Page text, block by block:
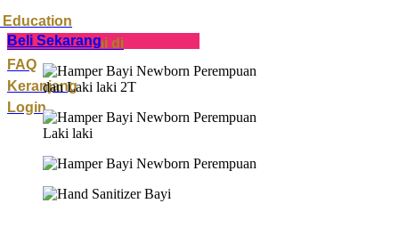
Temukan Kami di
FAQ
Keranjang
Login
Beli Sekarang